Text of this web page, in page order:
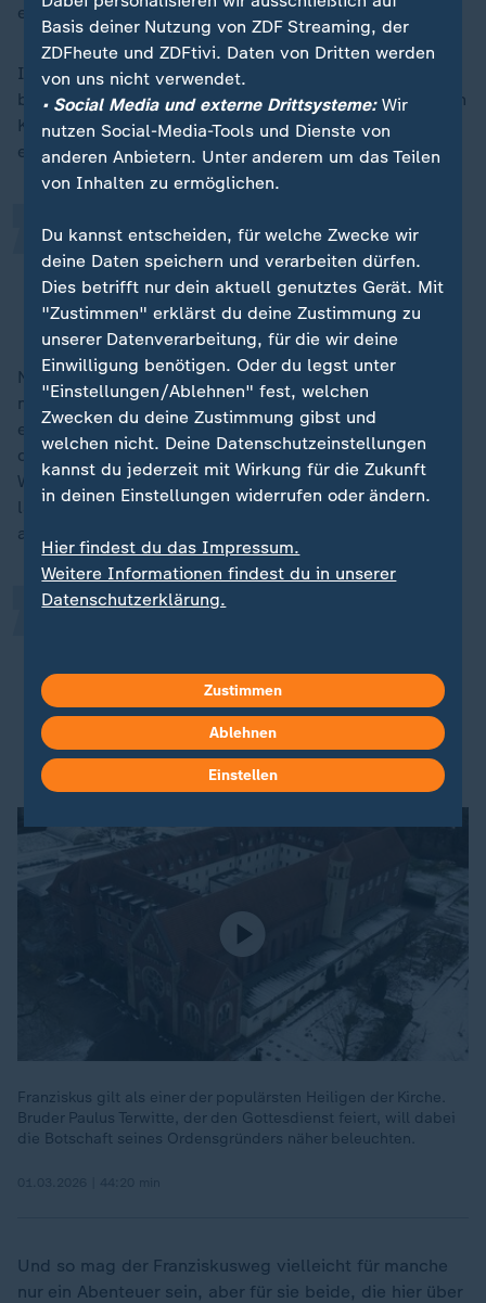
erleichtert.
In den kommenden Etappen aber grooven sich die
beiden Schwestern in ihr Abenteuer ein; übernachten in
Klöstern und abgelegenen Pensionen. Und die Welt
entrückt immer mehr.
Der Alltag ist nicht mehr präsent. Ich
fühle mich im Reinen mit der Natur.
„
Susanna
Nach zehn Tagen und 250 Kilometern leuchtet ihnen
mittags plötzlich dieser Sehnsuchtsort Assisi
entgegen. Die beiden umarmen sich und nehmen auf
dem Platz der Basilika ihre Pilgerurkunde entgegen.
Was sie von hier mitnehmen? Und loslassen? "Ich
lasse meine Zweifel zurück; dieses zu viele
analysieren", sagt Diana.
oder der Weg findet uns. Und dann
wird meistens alles gut.
„
Susanna
Franziskus gilt als einer der populärsten Heiligen der Kirche.
Bruder Paulus Terwitte, der den Gottesdienst feiert, will dabei
die Botschaft seines Ordensgründers näher beleuchten.
Und so mag der Franziskusweg vielleicht für manche
nur ein Abenteuer sein, aber für sie beide, die hier über
Basis deiner Nutzung von ZDF Streaming, der
ZDFheute und ZDFtivi. Daten von Dritten werden
von uns nicht verwendet.
• Social Media und externe Drittsysteme:Wir
nutzen Social-Media-Tools und Dienste von
anderen Anbietern. Unter anderem um das Teilen
von Inhalten zu ermöglichen.
Du kannst entscheiden, für welche Zwecke wir
deine Daten speichern und verarbeiten dürfen.
Dies betrifft nur dein aktuell genutztes Gerät. Mit
"Zustimmen" erklärst du deine Zustimmung zu
unserer Datenverarbeitung, für die wir deine
Einwilligung benötigen. Oder du legst unter
"Einstellungen/Ablehnen" fest, welchen
Zwecken du deine Zustimmung gibst und
welchen nicht. Deine Datenschutzeinstellungen
kannst du jederzeit mit Wirkung für die Zukunft
in deinen Einstellungen widerrufen oder ändern.
Hier findest du das Impressum.
Weitere Informationen findest du in unserer
Datenschutzerklärung.
Zustimmen
Ablehnen
Einstellen